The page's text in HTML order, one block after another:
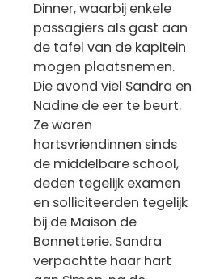
Dinner, waarbij enkele
passagiers als gast aan
de tafel van de kapitein
mogen plaatsnemen.
Die avond viel Sandra en
Nadine de eer te beurt.
Ze waren
hartsvriendinnen sinds
de middelbare school,
deden tegelijk examen
en solliciteerden tegelijk
bij de Maison de
Bonnetterie. Sandra
verpachtte haar hart